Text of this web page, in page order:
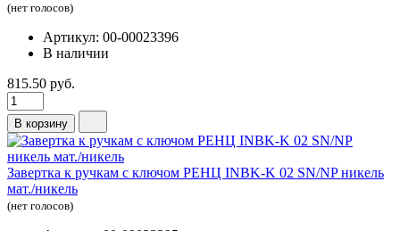
(нет голосов)
Артикул: 00-00023396
В наличии
815.50 руб.
В корзину
Завертка к ручкам с ключом РЕНЦ INBK-K 02 SN/NP никель
мат./никель
(нет голосов)